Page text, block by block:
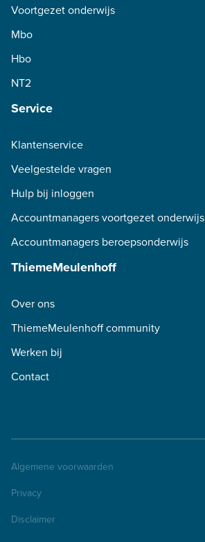
Voortgezet onderwijs
Mbo
Hbo
NT2
Service
Klantenservice
Veelgestelde vragen
Hulp bij inloggen
Accountmanagers voortgezet onderwijs
Accountmanagers beroepsonderwijs
ThiemeMeulenhoff
Over ons
ThiemeMeulenhoff community
Werken bij
Contact
Algemene voorwaarden
Privacy
Disclaimer